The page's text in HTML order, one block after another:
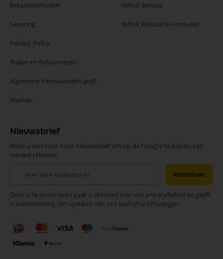
Betaalmethoden
Levering
Privacy Policy
Ruilen en Retourneren
Algemene Voorwaarden (pdf)
Merken
Nilfisk Service
Nilfisk Reparatie Formulier
Nieuwsbrief
Meld u aan voor onze nieuwsbrief om op de hoogte te blijven van
nieuwe releases.
onze
nieuwsbrief
Inschrijven
Door u te abonneren gaat u akkoord met ons privacybeleid en geeft
u toestemming om updates van ons bedrijf te ontvangen.